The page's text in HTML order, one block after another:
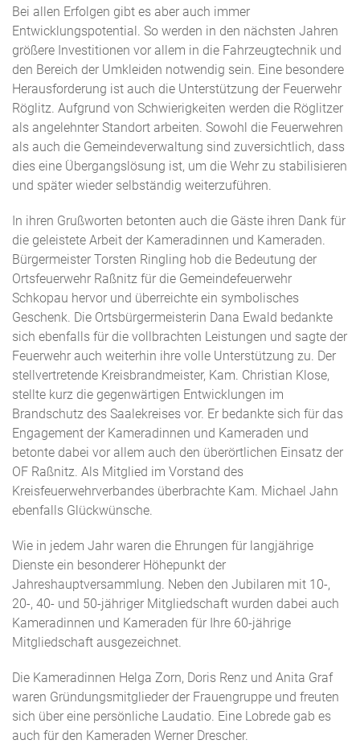
Bei allen Erfolgen gibt es aber auch immer
Entwicklungspotential. So werden in den nächsten Jahren
größere Investitionen vor allem in die Fahrzeugtechnik und
den Bereich der Umkleiden notwendig sein. Eine besondere
Herausforderung ist auch die Unterstützung der Feuerwehr
Röglitz. Aufgrund von Schwierigkeiten werden die Röglitzer
als angelehnter Standort arbeiten. Sowohl die Feuerwehren
als auch die Gemeindeverwaltung sind zuversichtlich, dass
dies eine Übergangslösung ist, um die Wehr zu stabilisieren
und später wieder selbständig weiterzuführen.
In ihren Grußworten betonten auch die Gäste ihren Dank für
die geleistete Arbeit der Kameradinnen und Kameraden.
Bürgermeister Torsten Ringling hob die Bedeutung der
Ortsfeuerwehr Raßnitz für die Gemeindefeuerwehr
Schkopau hervor und überreichte ein symbolisches
Geschenk. Die Ortsbürgermeisterin Dana Ewald bedankte
sich ebenfalls für die vollbrachten Leistungen und sagte der
Feuerwehr auch weiterhin ihre volle Unterstützung zu. Der
stellvertretende Kreisbrandmeister, Kam. Christian Klose,
stellte kurz die gegenwärtigen Entwicklungen im
Brandschutz des Saalekreises vor. Er bedankte sich für das
Engagement der Kameradinnen und Kameraden und
betonte dabei vor allem auch den überörtlichen Einsatz der
OF Raßnitz. Als Mitglied im Vorstand des
Kreisfeuerwehrverbandes überbrachte Kam. Michael Jahn
ebenfalls Glückwünsche.
Wie in jedem Jahr waren die Ehrungen für langjährige
Dienste ein besonderer Höhepunkt der
Jahreshauptversammlung. Neben den Jubilaren mit 10-,
20-, 40- und 50-jähriger Mitgliedschaft wurden dabei auch
Kameradinnen und Kameraden für Ihre 60-jährige
Mitgliedschaft ausgezeichnet.
Die Kameradinnen Helga Zorn, Doris Renz und Anita Graf
waren Gründungsmitglieder der Frauengruppe und freuten
sich über eine persönliche Laudatio. Eine Lobrede gab es
auch für den Kameraden Werner Drescher.